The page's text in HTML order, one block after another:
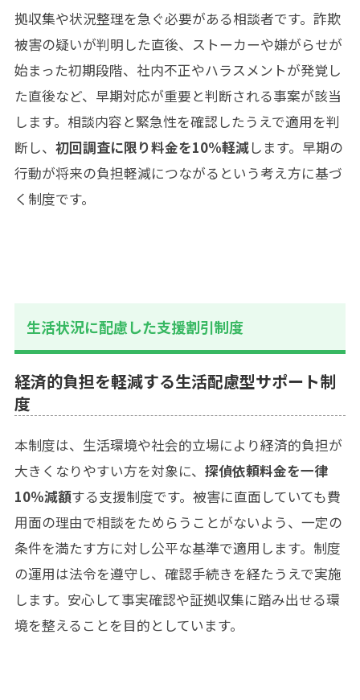
拠収集や状況整理を急ぐ必要がある相談者です。詐欺
被害の疑いが判明した直後、ストーカーや嫌がらせが
始まった初期段階、社内不正やハラスメントが発覚し
た直後など、早期対応が重要と判断される事案が該当
します。相談内容と緊急性を確認したうえで適用を判
断し、 初回調査に限り料金を10%軽減します。早期の
行動が将来の負担軽減につながるという考え方に基づ
く制度です。
生活状況に配慮した支援割引制度
経済的負担を軽減する生活配慮型サポート制
度
本制度は、生活環境や社会的立場により経済的負担が
大きくなりやすい方を対象に、 探偵依頼料金を一律
10％減額する支援制度です。被害に直面していても費
用面の理由で相談をためらうことがないよう、一定の
条件を満たす方に対し公平な基準で適用します。制度
の運用は法令を遵守し、確認手続きを経たうえで実施
します。安心して事実確認や証拠収集に踏み出せる環
境を整えることを目的としています。